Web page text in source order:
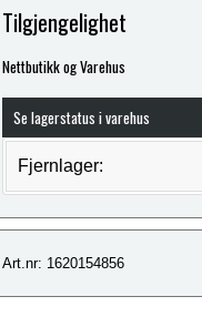
Tilgjengelighet
Nettbutikk og Varehus
Se lagerstatus i varehus
Fjernlager:
Art.nr: 1620154856